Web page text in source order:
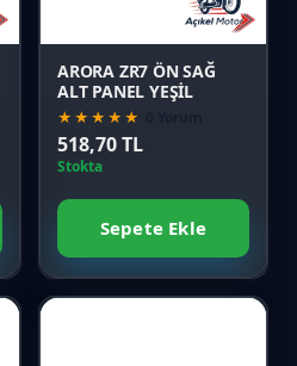
ARORA ZR7 ÖN SAĞ
ALT PANEL YEŞİL
★★★★★
518,70 TL
Stokta
Sepete Ekle